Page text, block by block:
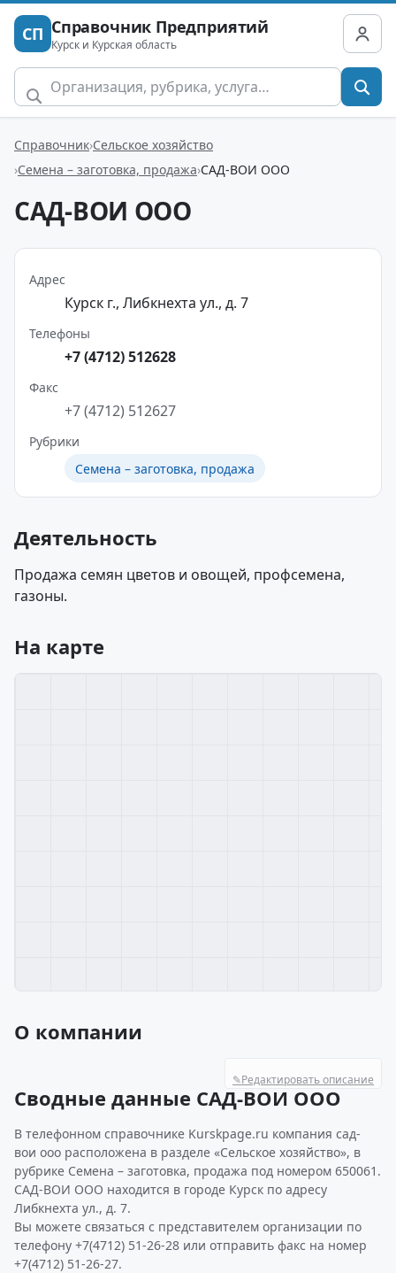
СП Справочник Предприятий
Курск и Курская область
Справочник Сельское хозяйство
Семена – заготовка, продажа САД-ВОИ ООО
САД-ВОИ ООО
Адрес
Курск г., Либкнехта ул., д. 7
Телефоны
+7 (4712) 512628
Факс
+7 (4712) 512627
Рубрики
Семена – заготовка, продажа
Деятельность
Продажа семян цветов и овощей, профсемена,
газоны.
На карте
О компании
✎Редактировать описание
Сводные данные САД-ВОИ ООО
В телефонном справочнике Kurskpage.ru компания сад-
вои ооо расположена в разделе «Сельское хозяйство», в
рубрике Семена – заготовка, продажа под номером 650061.
САД-ВОИ ООО находится в городе Курск по адресу
Либкнехта ул., д. 7.
Вы можете связаться с представителем организации по
телефону +7(4712) 51-26-28 или отправить факс на номер
+7(4712) 51-26-27.